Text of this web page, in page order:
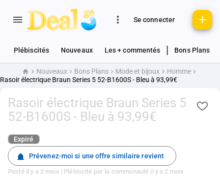
Se connecter
Plébiscités Nouveaux Les + commentés Bons Plans
AccueilNouveaux Bons Plans Mode et bijoux
Homme
Rasoir électrique Braun Series 5 52-B1600S - Bleu à 93,99€
Rasoir électrique Braun Series 5
52-B1600S - Bleu à 93,99€
Expiré
Prévenez-moi si une offre similaire revient
Posté il y a 2 mois | Plébiscité par la communauté il y a 2 mois